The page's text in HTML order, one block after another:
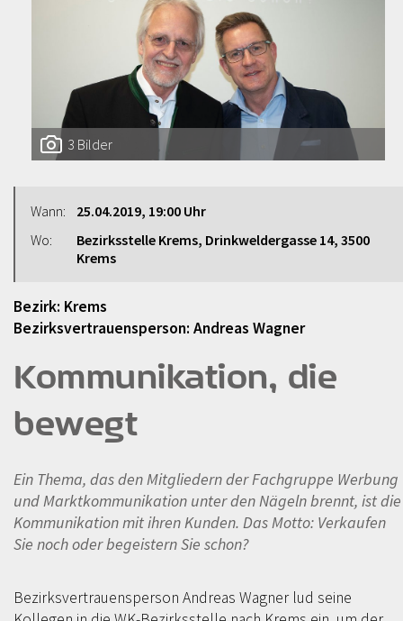
3 Bilder
Wann:
25.04.2019, 19:00 Uhr
Wo:
Bezirksstelle Krems, Drinkweldergasse 14, 3500
Krems
Bezirk: Krems
Bezirksvertrauensperson: Andreas Wagner
Kommunikation, die
bewegt
Ein Thema, das den Mitgliedern der Fachgruppe Werbung
und Marktkommunikation unter den Nägeln brennt, ist die
Kommunikation mit ihren Kunden. Das Motto: Verkaufen
Sie noch oder begeistern Sie schon?
Bezirksvertrauensperson Andreas Wagner lud seine